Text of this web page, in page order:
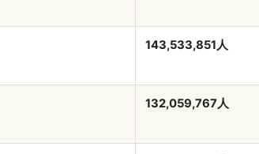
143,533,851人
132,059,767人